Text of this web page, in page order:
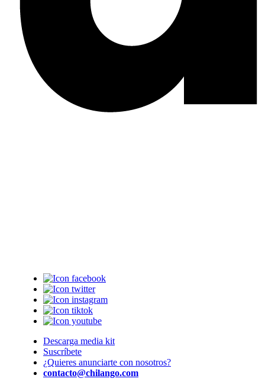
Descarga media kit
Suscríbete
¿Quieres anunciarte con nosotros?
contacto@chilango.com